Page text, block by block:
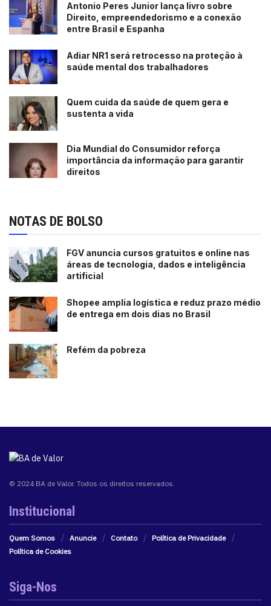
Antonio Peres Junior lança livro sobre
Direito, empreendedorismo e a conexão
entre Brasil e Espanha
Adiar NR1 será retrocesso na proteção à
saúde mental dos trabalhadores
Quem cuida da saúde de quem gera e
sustenta a vida
Dia Mundial do Consumidor reforça
importância da informação para garantir
direitos
NOTAS DE BOLSO
FGV anuncia cursos gratuitos e online nas
áreas de tecnologia, dados e inteligência
artificial
Shopee amplia logística e reduz prazo médio
de entrega em dois dias no Brasil
Refém da pobreza
© 2024 BA de Valor. Todos os direitos reservados.
Institucional
Quem Somos Anuncie Contato
Política de Privacidade
Política de Cookies
Siga-Nos